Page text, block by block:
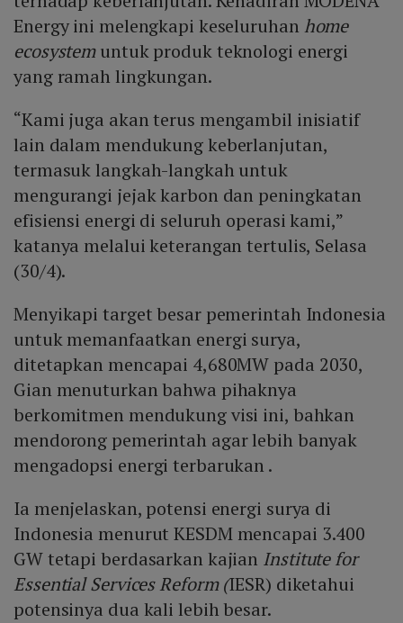
Energy ini melengkapi keseluruhan home
ecosystemuntuk produk teknologi energi
yang ramah lingkungan.
“Kami juga akan terus mengambil inisiatif
lain dalam mendukung keberlanjutan,
termasuk langkah-langkah untuk
mengurangi jejak karbon dan peningkatan
efisiensi energi di seluruh operasi kami,”
katanya melalui keterangan tertulis, Selasa
(30/4).
Menyikapi target besar pemerintah Indonesia
untuk memanfaatkan energi surya,
ditetapkan mencapai 4,680MW pada 2030,
Gian menuturkan bahwa pihaknya
berkomitmen mendukung visi ini, bahkan
mendorong pemerintah agar lebih banyak
mengadopsi energi terbarukan .
Ia menjelaskan, potensi energi surya di
Indonesia menurut KESDM mencapai 3.400
GW tetapi berdasarkan kajian Institute for
Essential Services Reform (IESR) diketahui
potensinya dua kali lebih besar.